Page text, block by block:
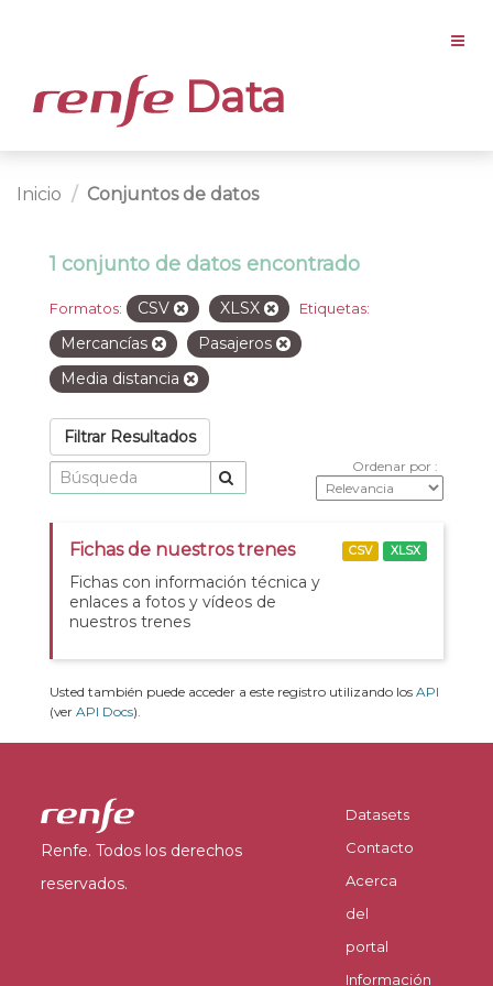
Data
Inicio Conjuntos de datos
1 conjunto de datos encontrado
Formatos: CSV XLSX Etiquetas:
Mercancías
Pasajeros
Media distancia
Filtrar Resultados
Ordenar por
Fichas de nuestros trenes
Fichas con información técnica y
enlaces a fotos y vídeos de
nuestros trenes
CSV XLSX
Usted también puede acceder a este registro utilizando los API
(ver API Docs).
Renfe. Todos los derechos
reservados.
Datasets
Contacto
Acerca
del
portal
Información